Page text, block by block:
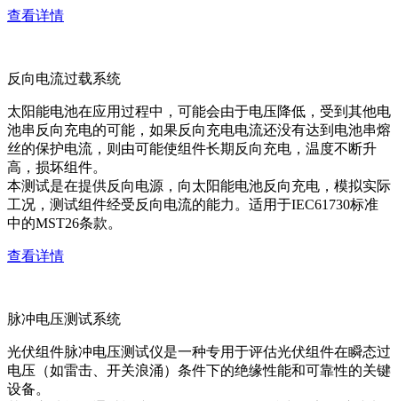
查看详情
反向电流过载系统
太阳能电池在应用过程中，可能会由于电压降低，受到其他电
池串反向充电的可能，如果反向充电电流还没有达到电池串熔
丝的保护电流，则由可能使组件长期反向充电，温度不断升
高，损坏组件。
本测试是在提供反向电源，向太阳能电池反向充电，模拟实际
工况，测试组件经受反向电流的能力。适用于IEC61730标准
中的MST26条款。
查看详情
脉冲电压测试系统
光伏组件脉冲电压测试仪是一种专用于评估光伏组件在瞬态过
电压（如雷击、开关浪涌）条件下的绝缘性能和可靠性的关键
设备。